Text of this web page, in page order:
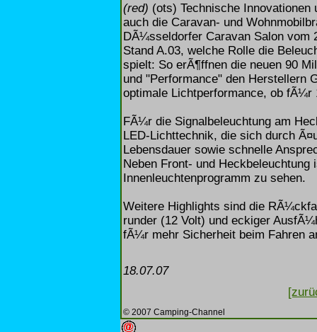
(red) (ots) Technische Innovationen
auch die Caravan- und
DÃ¼sseldorfer Caravan Salon vom
Stand A.03, welche Rolle die
spielt: So erÃ¶ffnen die neuen 90
und "Performance" den Herstellern
optimale Lichtperformance, ob
FÃ¼r die Signalbeleuchtung am
LED-Lichttechnik, die sich durch
Lebensdauer sowie schnelle
Neben Front- und
Innenleuchtenprogramm zu sehen.
Weitere Highlights sind die
runder (12 Volt) und eckiger
fÃ¼r mehr Sicherheit beim Fahren
18.07.07
© 2007 Camping-Channel